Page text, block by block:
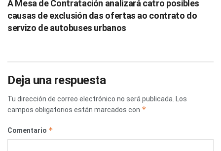
A Mesa de Contratación analizará catro posibles
causas de exclusión das ofertas ao contrato do
servizo de autobuses urbanos
Deja una respuesta
Tu dirección de correo electrónico no será publicada.
Los
campos obligatorios están marcados con *
Comentario *